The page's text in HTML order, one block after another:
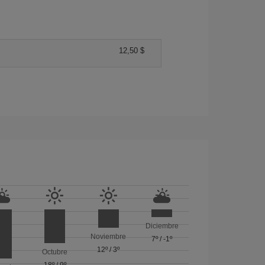
12,50 $
Octubre
Noviembre
12º /3º
Diciembre
7º/-1º